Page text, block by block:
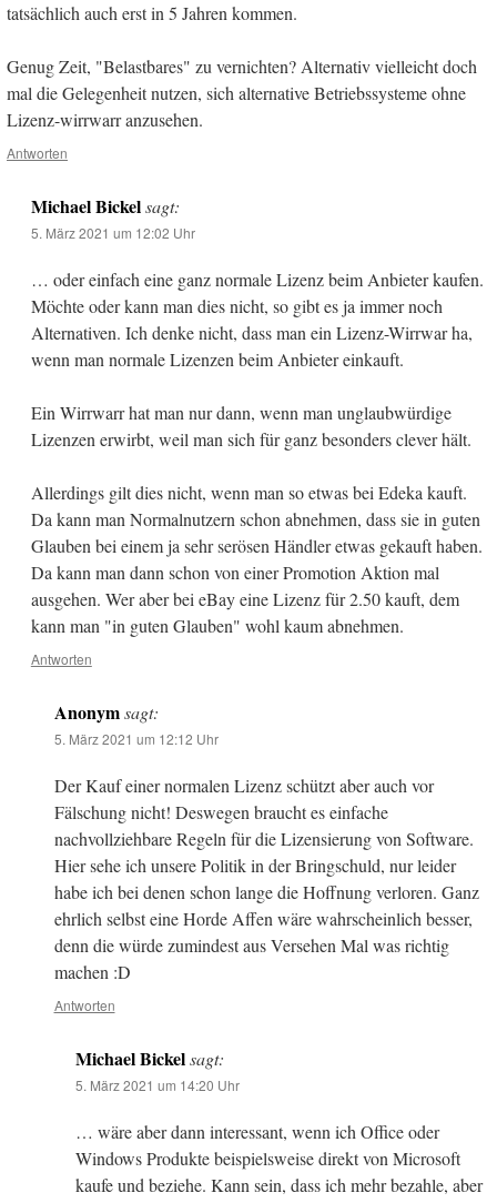
tatsächlich auch erst in 5 Jahren kommen.
Genug Zeit, "Belastbares" zu vernichten? Alternativ vielleicht doch
mal die Gelegenheit nutzen, sich alternative Betriebssysteme ohne
Lizenz-wirrwarr anzusehen.
Antworten
Michael Bickel sagt:
5. März 2021 um 12:02 Uhr
… oder einfach eine ganz normale Lizenz beim Anbieter kaufen.
Möchte oder kann man dies nicht, so gibt es ja immer noch
Alternativen. Ich denke nicht, dass man ein Lizenz-Wirrwar ha,
wenn man normale Lizenzen beim Anbieter einkauft.
Ein Wirrwarr hat man nur dann, wenn man unglaubwürdige
Lizenzen erwirbt, weil man sich für ganz besonders clever hält.
Allerdings gilt dies nicht, wenn man so etwas bei Edeka kauft.
Da kann man Normalnutzern schon abnehmen, dass sie in guten
Glauben bei einem ja sehr serösen Händler etwas gekauft haben.
Da kann man dann schon von einer Promotion Aktion mal
ausgehen. Wer aber bei eBay eine Lizenz für 2.50 kauft, dem
kann man "in guten Glauben" wohl kaum abnehmen.
Antworten
Anonym sagt:
5. März 2021 um 12:12 Uhr
Der Kauf einer normalen Lizenz schützt aber auch vor
Fälschung nicht! Deswegen braucht es einfache
nachvollziehbare Regeln für die Lizensierung von Software.
Hier sehe ich unsere Politik in der Bringschuld, nur leider
habe ich bei denen schon lange die Hoffnung verloren. Ganz
ehrlich selbst eine Horde Affen wäre wahrscheinlich besser,
denn die würde zumindest aus Versehen Mal was richtig
machen :D
Antworten
Michael Bickelsagt:
5. März 2021 um 14:20 Uhr
… wäre aber dann interessant, wenn ich Office oder
Windows Produkte beispielsweise direkt von Microsoft
kaufe und beziehe. Kann sein, dass ich mehr bezahle, aber